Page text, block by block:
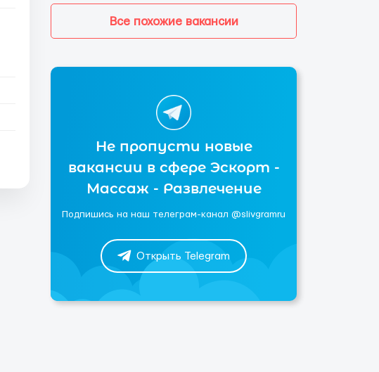
Все похожие вакансии
Не пропусти новые
вакансии в сфере Эскорт -
Массаж - Развлечение
Подпишись на наш телеграм-канал @slivgramru
Открыть Telegram